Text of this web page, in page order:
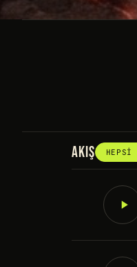
AKIŞ HEPSI